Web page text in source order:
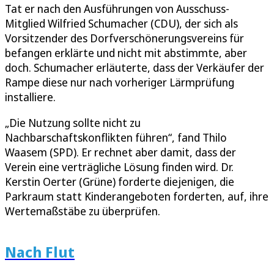
Tat er nach den Ausführungen von Ausschuss-
Mitglied Wilfried Schumacher (CDU), der sich als
Vorsitzender des Dorfverschönerungsvereins für
befangen erklärte und nicht mit abstimmte, aber
doch. Schumacher erläuterte, dass der Verkäufer der
Rampe diese nur nach vorheriger Lärmprüfung
installiere.
„Die Nutzung sollte nicht zu
Nachbarschaftskonflikten führen“, fand Thilo
Waasem (SPD). Er rechnet aber damit, dass der
Verein eine verträgliche Lösung finden wird. Dr.
Kerstin Oerter (Grüne) forderte diejenigen, die
Parkraum statt Kinderangeboten forderten, auf, ihre
Wertemaßstäbe zu überprüfen.
Nach Flut